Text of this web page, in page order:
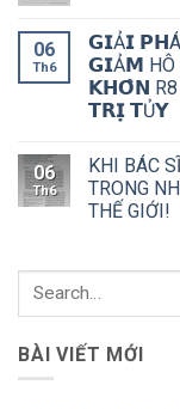
06
Th6
𝗚𝗜Ả𝗜
𝗚𝗜Ả𝗠
𝗞𝗛𝗢̂𝗡 R8
𝗧𝗥𝗜̣ 𝗧Ủ𝗬
06
Th6
KHI BÁC
TRONG
THẾ GIỚI!
BÀI VIẾT MỚI